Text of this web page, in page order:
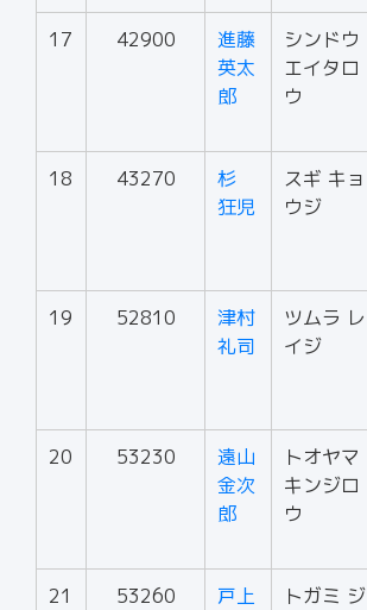
17 42900
進藤
英太
郎
シンドウ
エイタロ
ウ
18 43270
杉
狂児
スギ キョ
ウジ
19 52810
津村
礼司
ツムラ レ
イジ
20 53230
遠山
金次
郎
トオヤマ
キンジロ
ウ
21 53260
戸上
トガミ ジ